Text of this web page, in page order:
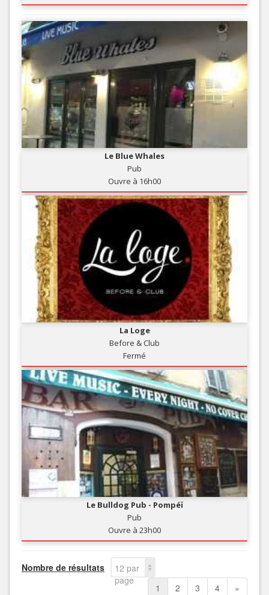
Le Blue Whales
Pub
Ouvre à 16h00
La Loge
Before & Club
Fermé
Le Bulldog Pub - Pompéï
Pub
Ouvre à 23h00
Nombre de résultats
12 par
page
1 2 3 4 »